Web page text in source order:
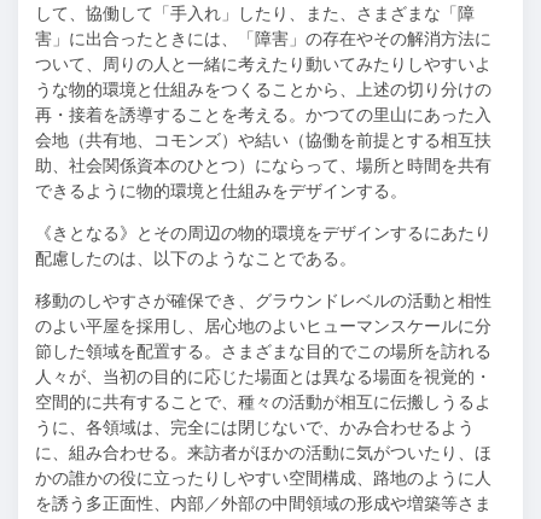
して、協働して「手入れ」したり、また、さまざまな「障
害」に出合ったときには、「障害」の存在やその解消方法に
ついて、周りの人と一緒に考えたり動いてみたりしやすいよ
うな物的環境と仕組みをつくることから、上述の切り分けの
再・接着を誘導することを考える。かつての里山にあった入
会地（共有地、コモンズ）や結い（協働を前提とする相互扶
助、社会関係資本のひとつ）にならって、場所と時間を共有
できるように物的環境と仕組みをデザインする。
《きとなる》とその周辺の物的環境をデザインするにあたり
配慮したのは、以下のようなことである。
移動のしやすさが確保でき、グラウンドレベルの活動と相性
のよい平屋を採用し、居心地のよいヒューマンスケールに分
節した領域を配置する。さまざまな目的でこの場所を訪れる
人々が、当初の目的に応じた場面とは異なる場面を視覚的・
空間的に共有することで、種々の活動が相互に伝搬しうるよ
うに、各領域は、完全には閉じないで、かみ合わせるよう
に、組み合わせる。来訪者がほかの活動に気がついたり、ほ
かの誰かの役に立ったりしやすい空間構成、路地のように人
を誘う多正面性、内部／外部の中間領域の形成や増築等さま